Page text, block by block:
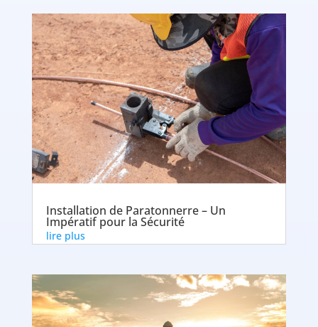
Installation de Paratonnerre – Un
Impératif pour la Sécurité
lire plus